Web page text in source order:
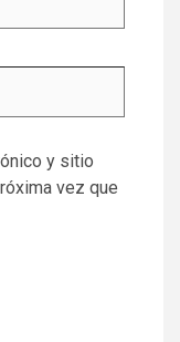
y sitio
vez que